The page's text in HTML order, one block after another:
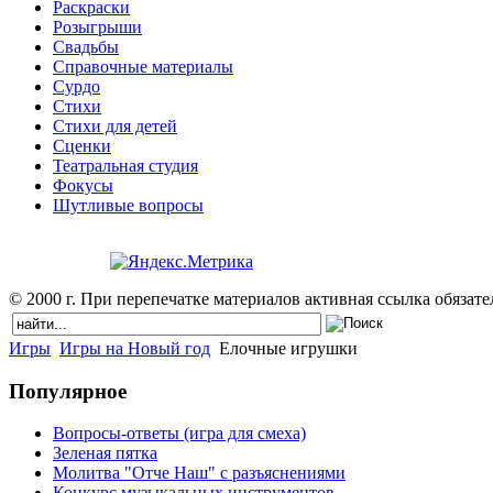
Раскраски
Розыгрыши
Свадьбы
Справочные материалы
Сурдо
Стихи
Стихи для детей
Сценки
Театральная студия
Фокусы
Шутливые вопросы
© 2000 г. При перепечатке материалов активная ссылка
Игры Игры на Новый год Елочные игрушки
Популярное
Вопросы-ответы (игра для смеха)
Зеленая пятка
Молитва "Отче Наш" с разъяснениями